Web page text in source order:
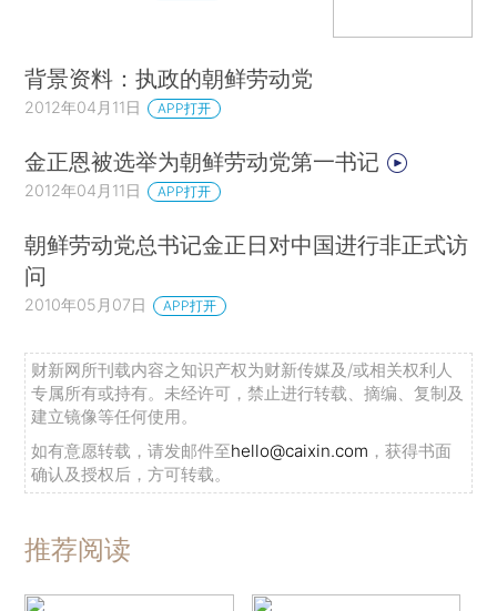
背景资料：执政的朝鲜劳动党
2012年04月11日 APP打开
金正恩被选举为朝鲜劳动党第一书记
2012年04月11日 APP打开
朝鲜劳动党总书记金正日对中国进行非正式访
问
2010年05月07日 APP打开
财新网所刊载内容之知识产权为财新传媒及/或相关权利人
专属所有或持有。未经许可，禁止进行转载、摘编、复制及
建立镜像等任何使用。
如有意愿转载，请发邮件至hello@caixin.com ，获得书面
确认及授权后，方可转载。
推荐阅读